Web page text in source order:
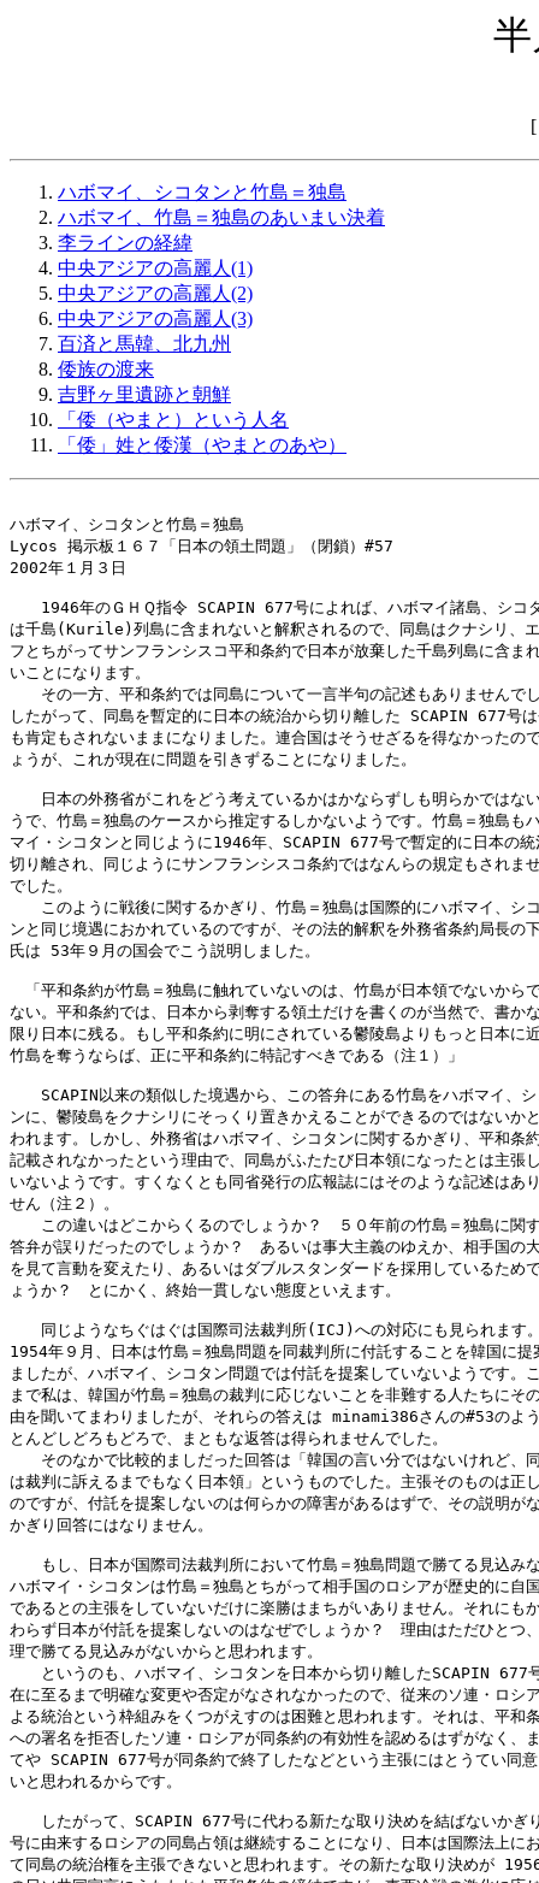
ハボマイ、シコタンと竹島＝独島
ハボマイ、竹島＝独島のあいまい決着
李ラインの経緯
中央アジアの高麗人(1)
中央アジアの高麗人(2)
中央アジアの高麗人(3)
百済と馬韓、北九州
倭族の渡来
吉野ヶ里遺跡と朝鮮
「倭（やまと）という人名
「倭」姓と倭漢（やまとのあや）
ハボマイ、シコタンと竹島＝独島
Lycos 掲示板１６７「日本の領土問題」（閉鎖）#57
2002年１月３日
1946年のＧＨＱ指令 SCAPIN 677号によれば、ハボマイ諸島、シコ
は千島(Kurile)列島に含まれないと解釈されるので、同島はクナシリ、
フとちがってサンフランシスコ平和条約で日本が放棄した千島列島に含ま
いことになります。
その一方、平和条約では同島について一言半句の記述もありませんで
したがって、同島を暫定的に日本の統治から切り離した SCAPIN 677号
も肯定もされないままになりました。連合国はそうせざるを得なかったの
ょうが、これが現在に問題を引きずることになりました。
日本の外務省がこれをどう考えているかはかならずしも明らかではな
うで、竹島＝独島のケースから推定するしかないようです。竹島＝独島も
マイ・シコタンと同じように1946年、SCAPIN 677号で暫定的に日本の統
切り離され、同じようにサンフランシスコ条約ではなんらの規定もされま
でした。
このように戦後に関するかぎり、竹島＝独島は国際的にハボマイ、シ
ンと同じ境遇におかれているのですが、その法的解釈を外務省条約局長の
氏は 53年９月の国会でこう説明しました。
「平和条約が竹島＝独島に触れていないのは、竹島が日本領でないから
ない。平和条約では、日本から剥奪する領土だけを書くのが当然で、書か
限り日本に残る。もし平和条約に明にされている鬱陵島よりもっと日本に
竹島を奪うならば、正に平和条約に特記すべきである（注１）」
SCAPIN以来の類似した境遇から、この答弁にある竹島をハボマイ、シ
ンに、鬱陵島をクナシリにそっくり置きかえることができるのではないか
われます。しかし、外務省はハボマイ、シコタンに関するかぎり、平和条
記載されなかったという理由で、同島がふたたび日本領になったとは主張
いないようです。すくなくとも同省発行の広報誌にはそのような記述はあ
せん（注２）。
この違いはどこからくるのでしょうか？　５０年前の竹島＝独島に関
答弁が誤りだったのでしょうか？　あるいは事大主義のゆえか、相手国の
を見て言動を変えたり、あるいはダブルスタンダードを採用しているため
ょうか？　とにかく、終始一貫しない態度といえます。
同じようなちぐはぐは国際司法裁判所(ICJ)への対応にも見られます
1954年９月、日本は竹島＝独島問題を同裁判所に付託することを韓国に提
ましたが、ハボマイ、シコタン問題では付託を提案していないようです。
まで私は、韓国が竹島＝独島の裁判に応じないことを非難する人たちにそ
由を聞いてまわりましたが、それらの答えは minami386さんの#53のよ
とんどしどろもどろで、まともな返答は得られませんでした。
そのなかで比較的ましだった回答は「韓国の言い分ではないけれど、
は裁判に訴えるまでもなく日本領」というものでした。主張そのものは正
のですが、付託を提案しないのは何らかの障害があるはずで、その説明が
かぎり回答にはなりません。
もし、日本が国際司法裁判所において竹島＝独島問題で勝てる見込み
ハボマイ・シコタンは竹島＝独島とちがって相手国のロシアが歴史的に自
であるとの主張をしていないだけに楽勝はまちがいありません。それにも
わらず日本が付託を提案しないのはなぜでしょうか？　理由はただひとつ
理で勝てる見込みがないからと思われます。
というのも、ハボマイ、シコタンを日本から切り離したSCAPIN 677
在に至るまで明確な変更や否定がなされなかったので、従来のソ連・ロシ
よる統治という枠組みをくつがえすのは困難と思われます。それは、平和
への署名を拒否したソ連・ロシアが同条約の有効性を認めるはずがなく、
てや SCAPIN 677号が同条約で終了したなどという主張にはとうてい同
いと思われるからです。
したがって、SCAPIN 677号に代わる新たな取り決めを結ばないかぎ
号に由来するロシアの同島占領は継続することになり、日本は国際法上に
て同島の統治権を主張できないと思われます。その新たな取り決めが